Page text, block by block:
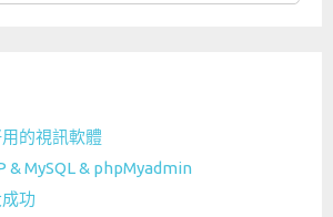
的視訊軟體
& MySQL & phpMyadmin
功